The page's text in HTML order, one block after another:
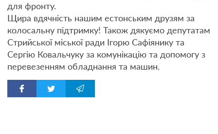
для фронту.
Щира вдячність нашим естонським друзям за
колосальну підтримку! Також дякуємо депутатам
Стрийської міської ради Ігорю Сафіянику та
Сергію Ковальчуку за комунікацію та допомогу з
перевезенням обладнання та машин.